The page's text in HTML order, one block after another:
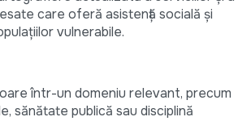
care oferă asistență socială și
vulnerabile.
într-un domeniu relevant, precum
sănătate publică sau disciplină